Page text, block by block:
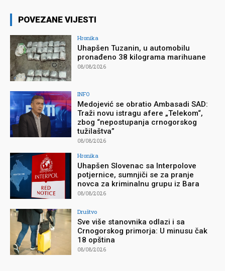
POVEZANE VIJESTI
Hronika
Uhapšen Tuzanin, u automobilu
pronađeno 38 kilograma marihuane
08/08/2026
INFO
Medojević se obratio Ambasadi SAD:
Traži novu istragu afere „Telekom“,
zbog “nepostupanja crnogorskog
tužilaštva”
08/08/2026
Hronika
Uhapšen Slovenac sa Interpolove
potjernice, sumnjiči se za pranje
novca za kriminalnu grupu iz Bara
08/08/2026
Društvo
Sve više stanovnika odlazi i sa
Crnogorskog primorja: U minusu čak
18 opština
08/08/2026